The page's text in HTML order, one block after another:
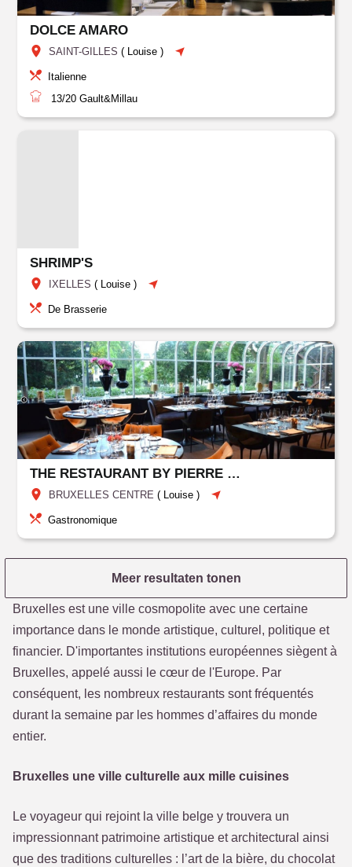
DOLCE AMARO
SAINT-GILLES ( Louise )
Italienne
13/20 Gault&Millau
SHRIMP'S
IXELLES ( Louise )
De Brasserie
THE RESTAURANT BY PIERRE BALTHAZAR
BRUXELLES CENTRE ( Louise )
Gastronomique
Meer resultaten tonen
Bruxelles est une ville cosmopolite avec une certaine
importance dans le monde artistique, culturel, politique et
financier. D'importantes institutions européennes siègent à
Bruxelles, appelé aussi le cœur de l'Europe. Par
conséquent, les nombreux restaurants sont fréquentés
durant la semaine par les hommes d’affaires du monde
entier.
Bruxelles une ville culturelle aux mille cuisines
Le voyageur qui rejoint la ville belge y trouvera un
impressionnant patrimoine artistique et architectural ainsi
que des traditions culturelles : l’art de la bière, du chocolat